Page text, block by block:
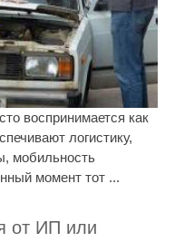
воспринимается как
логистику,
мобильность
момент тот ...
от ИП или